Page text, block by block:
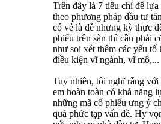
Trên đây là 7 tiêu chí để
theo phương pháp đầu tư
có vẻ là dễ nhưng kỳ thực
phiếu trên sàn thì cần phải
như soi xét thêm các yếu
điều kiện vĩ ngành, vĩ mô,...
Tuy nhiên, tôi nghĩ rằng với
em hoàn toàn có khả năng
những mã cổ phiếu ưng ý
quá phức tạp vấn đề. Hy